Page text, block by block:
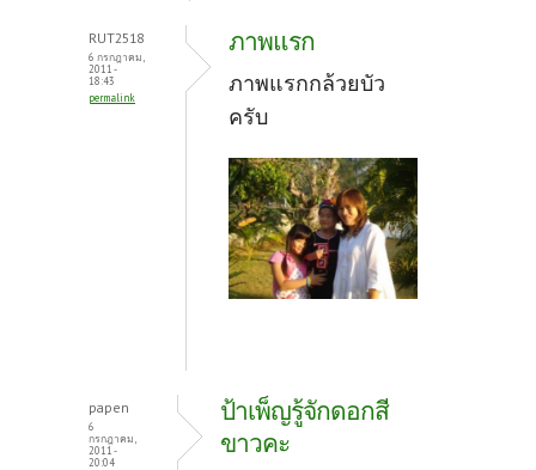
RUT2518
6 กรกฎาคม,
2011 -
18:43
permalink
ภาพแรก
ภาพแรกกล้วยบัว
ครับ
papen
6
กรกฎาคม,
2011 -
20:04
ป้าเพ็ญรู้จักดอกสี
ขาวคะ